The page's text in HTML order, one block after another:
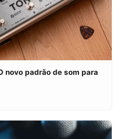
novo padrão de som para